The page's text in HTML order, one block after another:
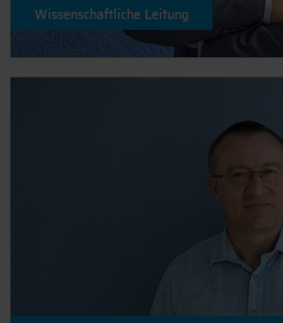
Wissenschaftliche Leitung